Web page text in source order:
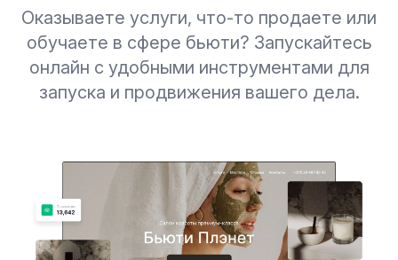
Оказываете услуги, что-то продаете или
обучаете в сфере бьюти? Запускайтесь
онлайн с удобными инструментами для
запуска и продвижения вашего дела.